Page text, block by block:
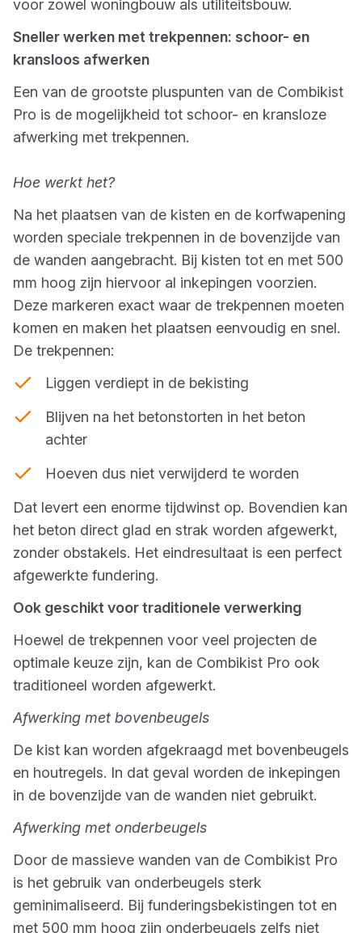
voor zowel woningbouw als utiliteitsbouw.
Sneller werken met trekpennen: schoor- en
kransloos afwerken
Een van de grootste pluspunten van de Combikist
Pro is de mogelijkheid tot schoor- en kransloze
afwerking met trekpennen.
Hoe werkt het?
Na het plaatsen van de kisten en de korfwapening
worden speciale trekpennen in de bovenzijde van
de wanden aangebracht. Bij kisten tot en met 500
mm hoog zijn hiervoor al inkepingen voorzien.
Deze markeren exact waar de trekpennen moeten
komen en maken het plaatsen eenvoudig en snel.
De trekpennen:
Liggen verdiept in de bekisting
Blijven na het betonstorten in het beton
achter
Hoeven dus niet verwijderd te worden
Dat levert een enorme tijdwinst op. Bovendien kan
het beton direct glad en strak worden afgewerkt,
zonder obstakels. Het eindresultaat is een perfect
afgewerkte fundering.
Ook geschikt voor traditionele verwerking
Hoewel de trekpennen voor veel projecten de
optimale keuze zijn, kan de Combikist Pro ook
traditioneel worden afgewerkt.
Afwerking met bovenbeugels
De kist kan worden afgekraagd met bovenbeugels
en houtregels. In dat geval worden de inkepingen
in de bovenzijde van de wanden niet gebruikt.
Afwerking met onderbeugels
Door de massieve wanden van de Combikist Pro
is het gebruik van onderbeugels sterk
geminimaliseerd. Bij funderingsbekistingen tot en
met 500 mm hoog zijn onderbeugels zelfs niet